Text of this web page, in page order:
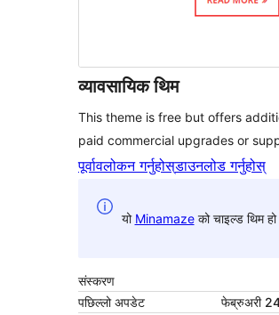
व्यावसायिक थिम
This theme is free but offers
paid commercial upgrades or
पूर्वावलोकन गर्नुहोस्डाउनलोड गर्नुहोस्
यो Minamazeको चाइल्ड थिम
संस्करण
पछिल्लो अपडेट
फेब्रुअरी